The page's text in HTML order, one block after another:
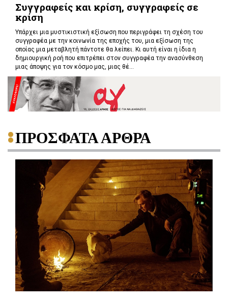
Συγγραφείς και κρίση, συγγραφείς σε
κρίση
Υπάρχει μια μυστικιστική εξίσωση που περιγράφει τη σχέση του
συγγραφέα με την κοινωνία της εποχής του, μια εξίσωση της
οποίας μια μεταβλητή πάντοτε θα λείπει. Κι αυτή είναι η ίδια η
δημιουργική ροή που επιτρέπει στον συγγραφέα την ανασύνθεση
μιας άποψης για τον κόσμο μας, μιας θέ...
ΠΡΟΣΦΑΤΑ ΑΡΘΡΑ